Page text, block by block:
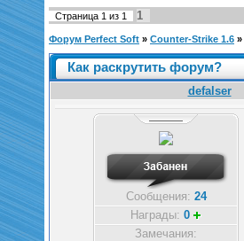
Страница 1 из 1 1
Форум Perfect Soft » Counter-Strike 1.6 »
Как раскрутить форум?
defalser
Сообщения: 24
Награды: 0
Замечания: